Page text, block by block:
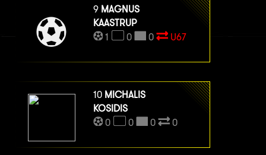
9 MAGNUS
KAASTRUP
1
0 0 U67
10 MICHALIS
KOSIDIS
0
0 0 0